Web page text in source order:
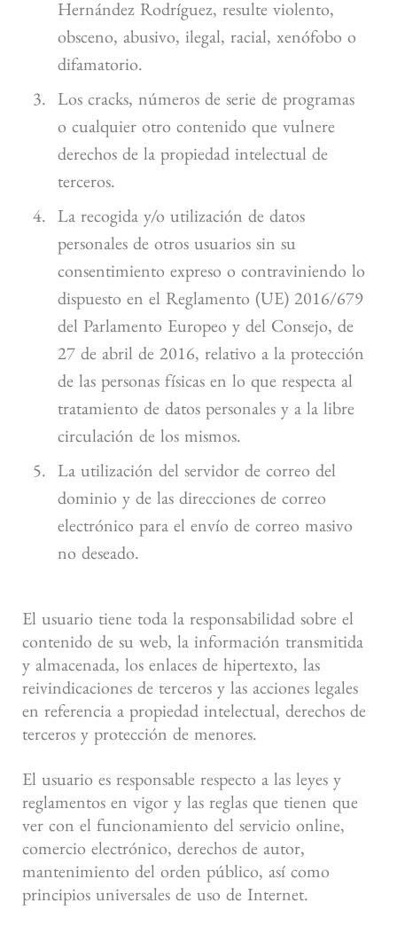
Hernández Rodríguez, resulte violento,
obsceno, abusivo, ilegal, racial, xenófobo o
difamatorio.
Los cracks, números de serie de programas
o cualquier otro contenido que vulnere
derechos de la propiedad intelectual de
terceros.
La recogida y/o utilización de datos
personales de otros usuarios sin su
consentimiento expreso o contraviniendo lo
dispuesto en el Reglamento (UE) 2016/679
del Parlamento Europeo y del Consejo, de
27 de abril de 2016, relativo a la protección
de las personas físicas en lo que respecta al
tratamiento de datos personales y a la libre
circulación de los mismos.
La utilización del servidor de correo del
dominio y de las direcciones de correo
electrónico para el envío de correo masivo
no deseado.
El usuario tiene toda la responsabilidad sobre el
contenido de su web, la información transmitida
y almacenada, los enlaces de hipertexto, las
reivindicaciones de terceros y las acciones legales
en referencia a propiedad intelectual, derechos de
terceros y protección de menores.
El usuario es responsable respecto a las leyes y
reglamentos en vigor y las reglas que tienen que
ver con el funcionamiento del servicio online,
comercio electrónico, derechos de autor,
mantenimiento del orden público, así como
principios universales de uso de Internet.